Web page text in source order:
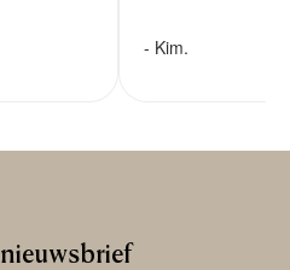
- Kim.
nieuwsbrief